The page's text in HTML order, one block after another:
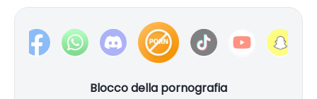
Blocco della pornografia